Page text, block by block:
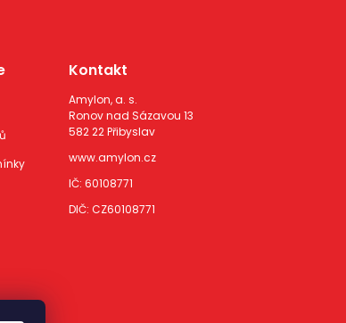
Kontakt
Amylon, a. s.
Ronov nad Sázavou 13
582 22 Přibyslav
www.amylon.cz
IČ: 60108771
DIČ: CZ60108771